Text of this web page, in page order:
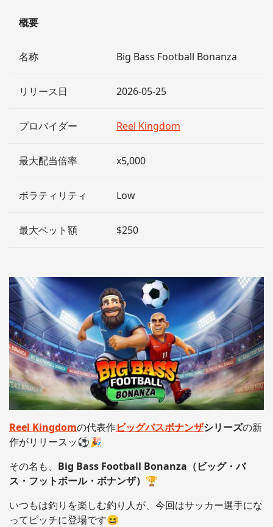
概要
名称 Big Bass Football Bonanza
リリース日 2026-05-25
プロバイダー Reel Kingdom
最大配当倍率 x5,000
ボラティリティ Low
最大ベット額 $250
Reel Kingdomの代表作ビッグバスボナンザシリーズの新
作がリリースッ⚽🎉
その名も、 Big Bass Football Bonanza（ビッグ・バ
ス・フットボール・ボナンザ） 🏆
いつもは釣りを楽しむ釣り人が、今回はサッカー選手にな
ってピッチに登場です😆